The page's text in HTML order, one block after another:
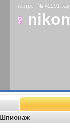
портрет № 42291
Шпионаж